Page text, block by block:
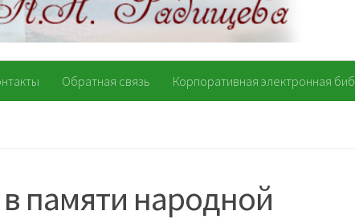
Обратная связь Корпоративная электронная
памяти народной